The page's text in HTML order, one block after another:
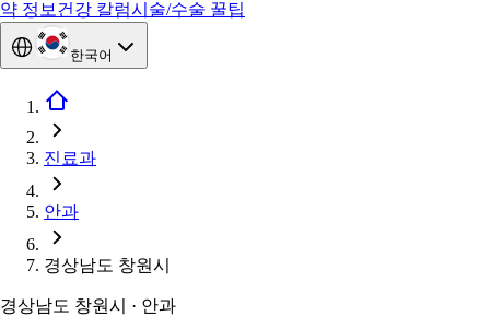
약 정보 건강 칼럼시술/수술 꿀팁
한국어
진료과
안과
경상남도 창원시
경상남도 창원시 · 안과